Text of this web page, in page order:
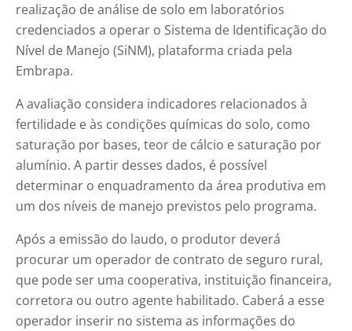
realização de análise de solo em laboratórios
credenciados a operar o Sistema de Identificação do
Nível de Manejo (SiNM), plataforma criada pela
Embrapa.
A avaliação considera indicadores relacionados à
fertilidade e às condições químicas do solo, como
saturação por bases, teor de cálcio e saturação por
alumínio. A partir desses dados, é possível
determinar o enquadramento da área produtiva em
um dos níveis de manejo previstos pelo programa.
Após a emissão do laudo, o produtor deverá
procurar um operador de contrato de seguro rural,
que pode ser uma cooperativa, instituição financeira,
corretora ou outro agente habilitado. Caberá a esse
operador inserir no sistema as informações do